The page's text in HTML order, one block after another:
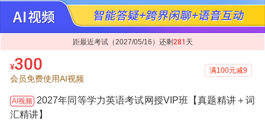
距最近考试（2027/05/16）还剩281 天
¥300
会员免费使用AI视频
满100元减9
AI视频 2027年同等学力英语考试网授VIP班【真题精讲＋词
汇精讲】